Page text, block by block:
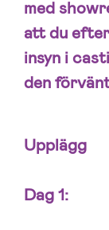
med
att du
insyn i
den
Upplägg
Dag 1: